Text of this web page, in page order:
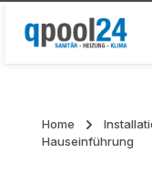
Zum Hauptinhalt
Home
Hauseinführung